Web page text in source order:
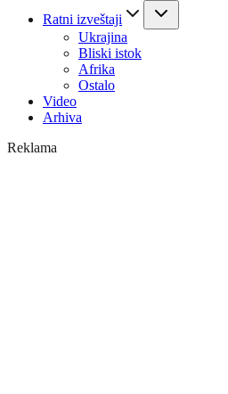
Ratni izveštaji
Ukrajina
Bliski istok
Afrika
Ostalo
Video
Arhiva
Reklama